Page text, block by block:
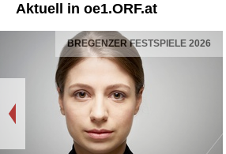
Aktuell in oe1.ORF.at
BREGENZER FESTSPIELE 2026